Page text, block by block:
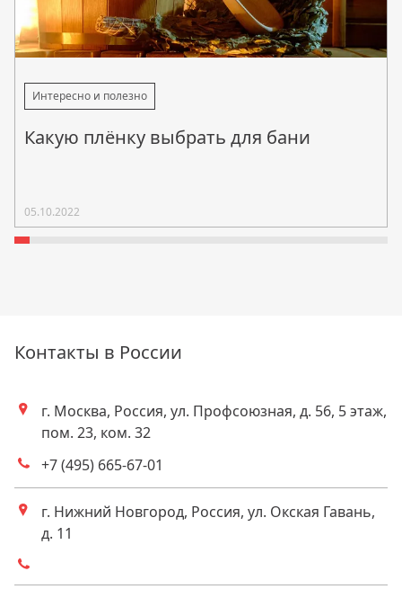
Интересно и полезно
Какую плёнку выбрать для бани
05.10.2022
Контакты в России
Адрес
г. Москва, Россия, ул. Профсоюзная, д. 56, 5 этаж,
пом. 23, ком. 32
+7 (495) 665-67-01
Адрес
г. Нижний Новгород, Россия, ул. Окская Гавань,
д. 11
Телефоны